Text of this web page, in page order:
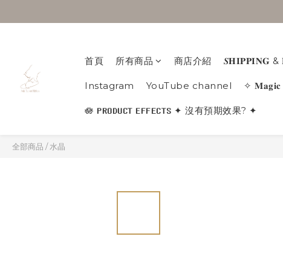
首頁 所有商品 商店介紹 𝑺𝐇𝐈𝐏𝐏𝐈𝐍𝐆
Instagram YouTube channel ✧ 𝐌𝐚𝐠𝐢𝐜
🪷 𝐏𝐑𝐎𝐃𝐔𝐂𝐓 𝐄𝐅𝐅𝐄𝐂𝐓𝐒 ✦ 沒有預期效果? ✦
全部商品 /水晶